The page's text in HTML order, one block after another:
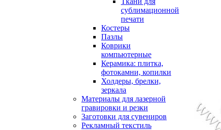
сублимационной
печати
Костеры
Пазлы
Коврики
компьютерные
Керамика: плитка,
фотокамни, копилки
Холдеры, брелки,
зеркала
Материалы для лазерной
гравировки и резки
Заготовки для сувениров
Рекламный текстиль